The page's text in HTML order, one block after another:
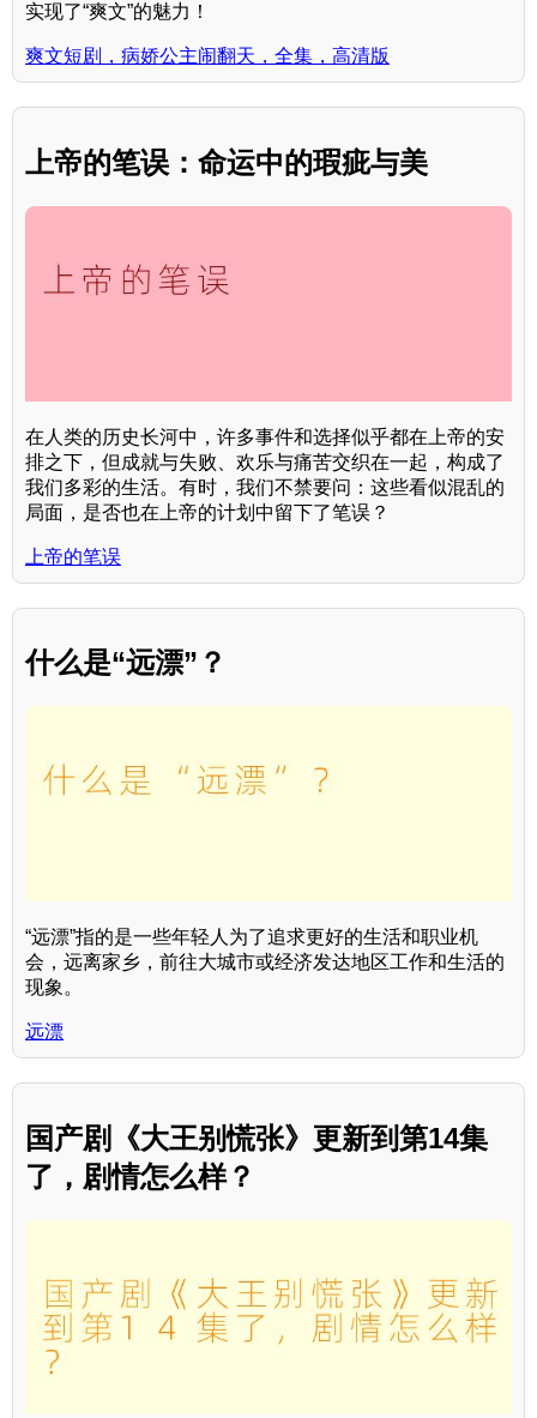
实现了“爽文”的魅力！
爽文短剧，病娇公主闹翻天，全集，高清版
上帝的笔误：命运中的瑕疵与美
在人类的历史长河中，许多事件和选择似乎都在上帝的安
排之下，但成就与失败、欢乐与痛苦交织在一起，构成了
我们多彩的生活。有时，我们不禁要问：这些看似混乱的
局面，是否也在上帝的计划中留下了笔误？
上帝的笔误
什么是“远漂”？
“远漂”指的是一些年轻人为了追求更好的生活和职业机
会，远离家乡，前往大城市或经济发达地区工作和生活的
现象。
远漂
国产剧《大王别慌张》更新到第14集
了，剧情怎么样？